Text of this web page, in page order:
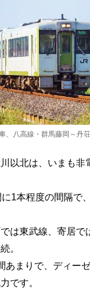
、八高線・群馬藤岡～丹
以北は、いまも非
1本程度の間隔で
は東武線、寄居で
。
あまりで、ディー
です。